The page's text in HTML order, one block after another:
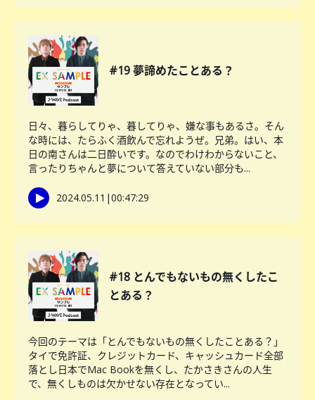
#19 夢諦めたことある？
日々、暮らしてりゃ、暮してりゃ、嫌な事もあるさ。そん
な時には、たらふく酒飲んで忘れようぜ。兄弟。はい、本
日の南さんは二日酔いです。なのでわけわからないこと、
言ったりちゃんと夢について答えていない部分も...
2024.05.11 |00:47:29
#18 とんでもないもの無くしたこ
とある？
今回のテーマは「とんでもないもの無くしたことある？」
タイで免許証、クレジットカード、キャッシュカード全部
落とし日本でMac Bookを無くし、たかさきさんの人生
で、無くしものは欠かせない存在となってい...